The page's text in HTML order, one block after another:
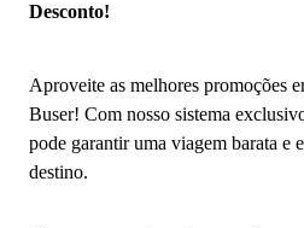
Desconto!
Aproveite as melhores promoções
Buser! Com nosso sistema
pode garantir uma viagem barata e
destino.